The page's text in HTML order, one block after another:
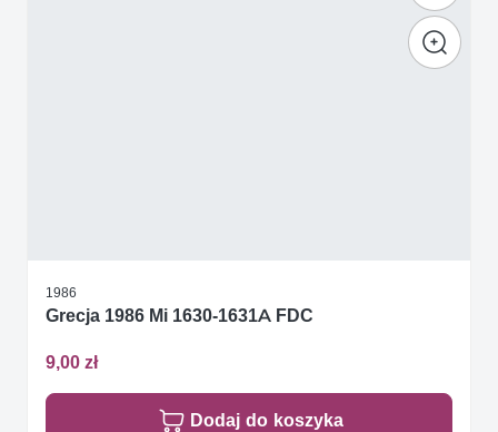
1986
Grecja 1986 Mi 1630-1631A FDC
9,00 zł
Dodaj do koszyka